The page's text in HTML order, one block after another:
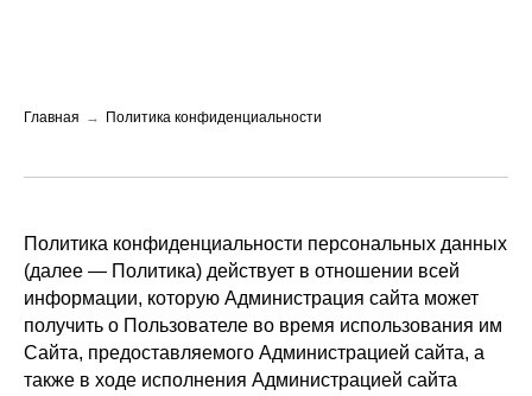
Главная → Политика конфиденциальности
Политика конфиденциальности персональных данных
(далее — Политика) действует в отношении всей
информации, которую Администрация сайта может
получить о Пользователе во время использования им
Сайта, предоставляемого Администрацией сайта, а
также в ходе исполнения Администрацией сайта